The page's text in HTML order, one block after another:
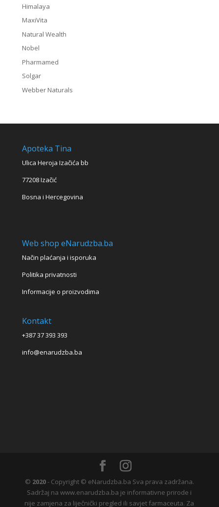
Himalaya
MaxiVita
Natural Wealth
Nobel
Pharmamed
Solgar
Webber Naturals
Apoteka Tina
Ulica Heroja Izačića bb
77208 Izačić
Bosna i Hercegovina
Web shop eNarudzba.ba
Način plaćanja i isporuka
Politika privatnosti
Informacije o proizvodima
Kontakt
+387 37 393 393
info@enarudzba.ba
© 2020- Copyright © eNarudzba.ba Sva prava zadržana.
Sadržaj na www.enarudzba.ba je informativne prirode i
nije zamjena za liječnički pregled ili savjet farmaceuta. Za